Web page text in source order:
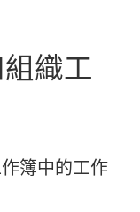
織工
簿中的工作